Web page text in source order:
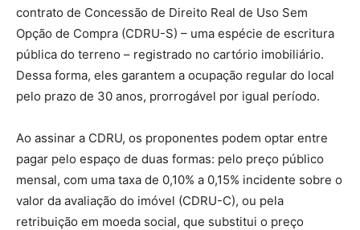
contrato de Concessão de Direito Real de Uso Sem
Opção de Compra (CDRU-S) – uma espécie de escritura
pública do terreno – registrado no cartório imobiliário.
Dessa forma, eles garantem a ocupação regular do local
pelo prazo de 30 anos, prorrogável por igual período.
Ao assinar a CDRU, os proponentes podem optar entre
pagar pelo espaço de duas formas: pelo preço público
mensal, com uma taxa de 0,10% a 0,15% incidente sobre o
valor da avaliação do imóvel (CDRU-C), ou pela
retribuição em moeda social, que substitui o preço